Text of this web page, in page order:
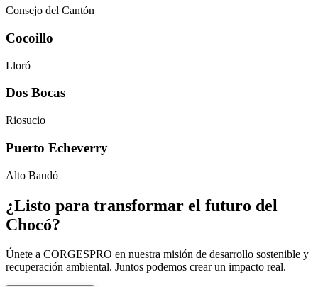
Consejo del Cantón
Cocoillo
Lloró
Dos Bocas
Riosucio
Puerto Echeverry
Alto Baudó
¿Listo para transformar el futuro del
Chocó?
Únete a CORGESPRO en nuestra misión de desarrollo sostenible y
recuperación ambiental. Juntos podemos crear un impacto real.